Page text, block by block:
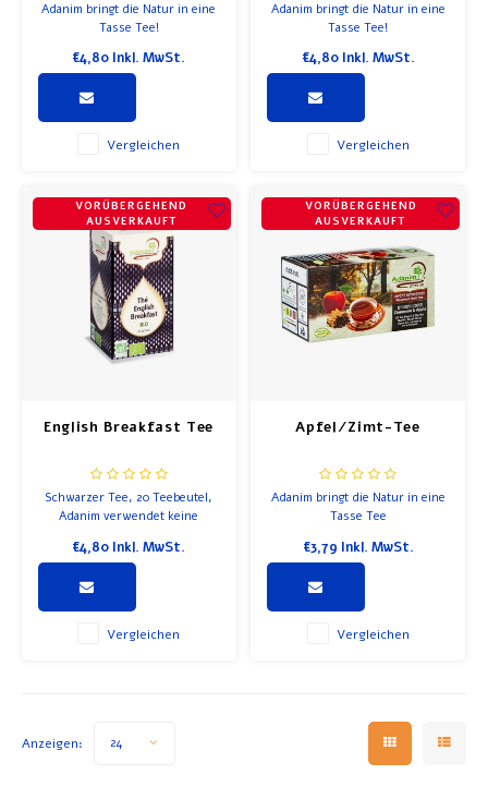
Adanim bringt die Natur in eine
Tasse Tee!
€4,80 Inkl. MwSt.
Vergleichen
Adanim bringt die Natur in eine
Tasse Tee!
€4,80Inkl. MwSt.
Vergleichen
VORÜBERGEHEND
AUSVERKAUFT
English Breakfast Tee
Schwarzer Tee, 20 Teebeutel,
Adanim verwendet keine
Düngemittel, daher ist der
Geruch und Geschmack optimal.
€4,80 Inkl. MwSt.
Vergleichen
VORÜBERGEHEND
AUSVERKAUFT
Apfel/Zimt-Tee
Adanim bringt die Natur in eine
Tasse Tee
€3,79 Inkl. MwSt.
Vergleichen
Anzeigen: 24